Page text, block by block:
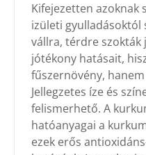
Kifejezetten azoknak
izületi gyulladásoktól
vállra, térdre szokták
jótékony hatásait,
fűszernövény,
Jellegzetes íze és
felismerhető. A
hatóanyagai a
ezek erős